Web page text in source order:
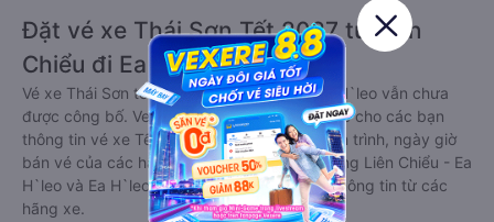
Đặt vé xe Thái Sơn Tết 2027 từ Liên
Chiểu đi Ea H`leo
Vé xe Thái Sơn tết 2027 từ Liên Chiểu đi Ea H`leo vẫn chưa
được công bố. Vexere.com sẽ sớm thông báo cho các bạn
thông tin vé xe Tết 2027 bao gồm giá vé, lịch trình, ngày giờ
bán vé của các hãng xe khách đi tuyến đường Liên Chiểu - Ea
H`leo và Ea H`leo - Liên Chiểu ngay khi có thông tin từ các
hãng xe.